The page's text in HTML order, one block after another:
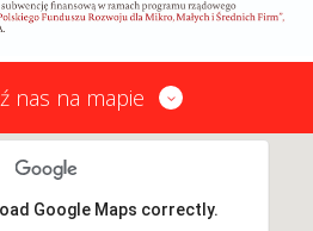
nas na mapie
Google Maps correctly.